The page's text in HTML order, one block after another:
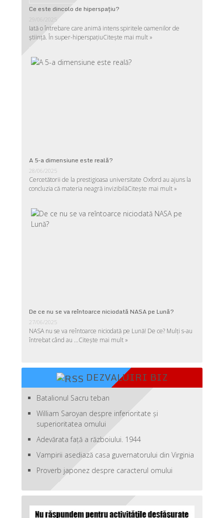
Ce este dincolo de hiperspaţiu?
29/06/2025
Iată o întrebare care animă intens spiritele oamenilor de
ştiinţă. În super-hiperspaţiuCitește mai mult »
A 5-a dimensiune este reală?
28/06/2025
Cercetătorii de la prestigioasa universitate Oxford au ajuns la
concluzia că materia neagră invizibilăCitește mai mult »
De ce nu se va reîntoarce niciodată NASA pe Lună?
27/06/2025
NASA nu se va reîntoarce niciodată pe Lună! De ce? Mulţi s-au
întrebat când au …Citește mai mult »
DEZVALUIRI BIZ
Batalionul Sacru teban
William Saroyan despre inferioritate şi
superioritatea omului
Adevărata față a războiului. 1944
Vampirii asediază casa guvernatorului din Virginia
Proverb japonez despre caracterul omului